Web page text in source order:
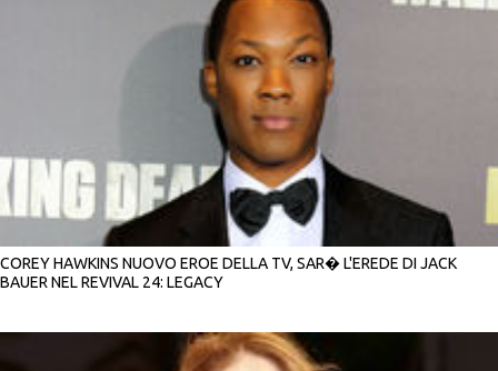
COREY HAWKINS NUOVO EROE DELLA TV, SAR� L'EREDE DI JACK
BAUER NEL REVIVAL 24: LEGACY